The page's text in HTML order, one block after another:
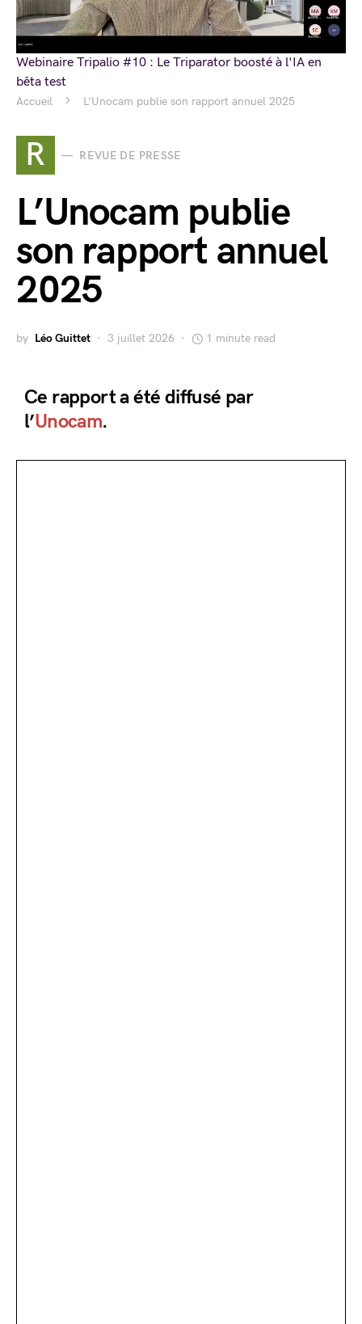
Accueil L’Unocam publie son rapport annuel 2025
R REVUE DE PRESSE
L’Unocam publie
son rapport annuel
2025
by Léo Guittet 3 juillet 2026 1 minute read
Ce rapport a été diffusé par
l’Unocam.
Webinaire Tripalio #10 : Le Triparator boosté à l'IA en
bêta test